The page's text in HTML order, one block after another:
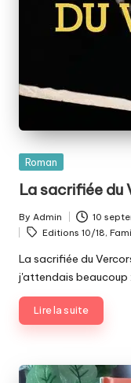
Posted
Roman
La sacrifiée du
Posted
by
By Admin 10
Tags:
Editions 10/18,
La sacrifiée du
j'attendais beaucoup
Lire la suite